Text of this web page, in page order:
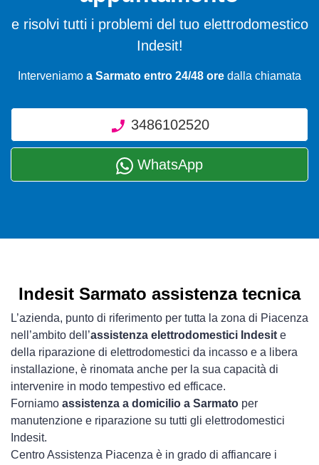
e risolvi tutti i problemi del tuo elettrodomestico
Indesit!
Interveniamo a Sarmato entro 24/48 ore dalla chiamata
3486102520
WhatsApp
Indesit Sarmato assistenza tecnica
L’azienda, punto di riferimento per tutta la zona di Piacenza
nell’ambito dell’assistenza elettrodomestici Indesit e
della riparazione di elettrodomestici da incasso e a libera
installazione, è rinomata anche per la sua capacità di
intervenire in modo tempestivo ed efficace.
Forniamo assistenza a domicilio a Sarmato per
manutenzione e riparazione su tutti gli elettrodomestici
Indesit.
Centro Assistenza Piacenza è in grado di affiancare i